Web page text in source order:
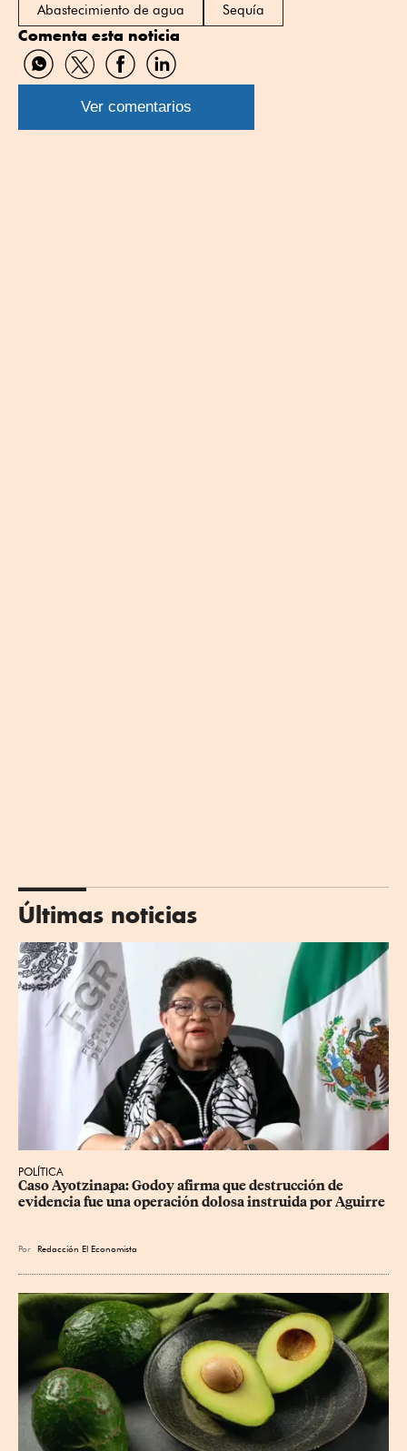
Abastecimiento de agua
Sequía
Comenta esta noticia
Compartir
por
WhatsApp
Compartir
por
Twitter
Compartir
por
Facebook
Compartir
por
Linkedin
Ver comentarios
Últimas noticias
POLÍTICA
Caso Ayotzinapa: Godoy afirma que destrucción de
evidencia fue una operación dolosa instruida por Aguirre
Por Redacción El Economista